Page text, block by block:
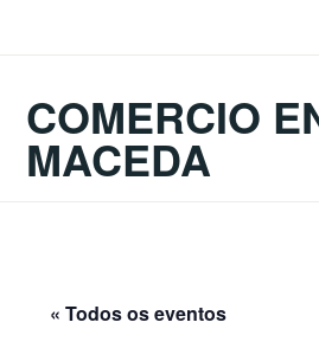
COMERCIO
MACEDA
« Todos os eventos